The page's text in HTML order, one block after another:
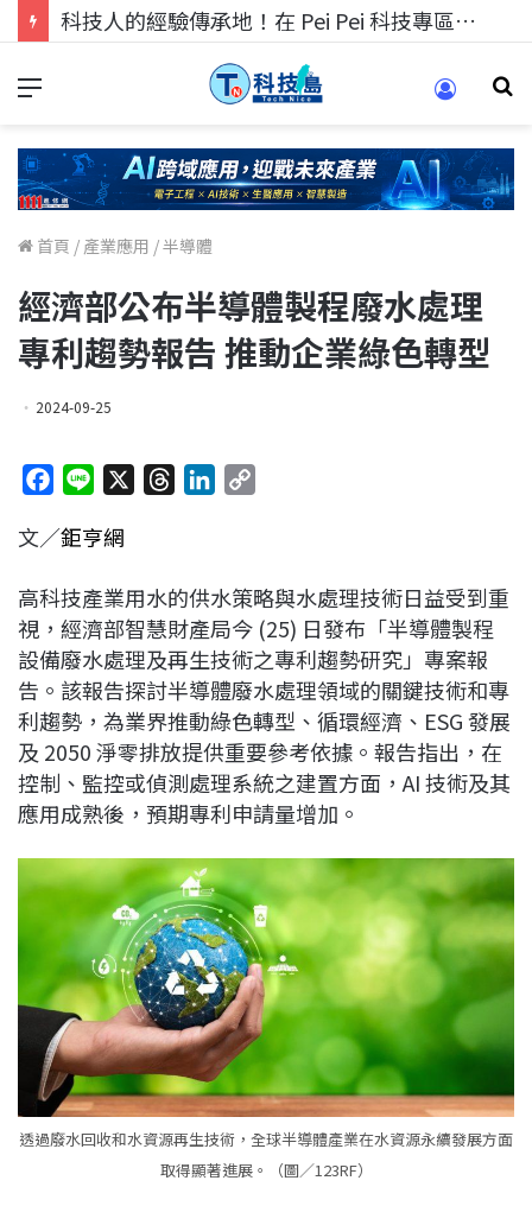
科技人找工作，就到TECH+ 科技專區!
首頁 / 產業應用 /半導體
經濟部公布半導體製程廢水處理
專利趨勢報告 推動企業綠色轉型
2024-09-25
c
b
o
o
k
n
a
d
s
e
d
I
n
L
i
n
k
文／鉅亨網
高科技產業用水的供水策略與水處理技術日益受到重
視，經濟部智慧財產局今 (25) 日發布「半導體製程
設備廢水處理及再生技術之專利趨勢研究」專案報
告。該報告探討半導體廢水處理領域的關鍵技術和專
利趨勢，為業界推動綠色轉型、循環經濟、ESG 發展
及 2050 淨零排放提供重要參考依據。報告指出，在
控制、監控或偵測處理系統之建置方面，AI 技術及其
應用成熟後，預期專利申請量增加。
透過廢水回收和水資源再生技術，全球半導體產業在水資源永續發展方面
取得顯著進展。（圖／123RF）